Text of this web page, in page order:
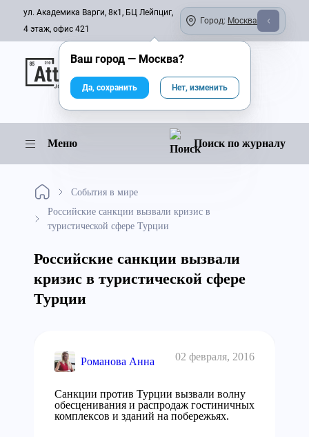
ул. Академика Варги, 8к1, БЦ Лейпциг,
4 этаж, офис 421
Город: Москва
Онлайн-журнал
Меню Поиск по журналу
События в мире
Российские санкции вызвали кризис в
туристической сфере Турции
Российские санкции вызвали
кризис в туристической сфере
Турции
Романова Анна 02 февраля, 2016
Санкции против Турции вызвали волну
обесценивания и распродаж гостиничных
комплексов и зданий на побережьях.
Ваш город — Москва?
Да, сохранить Нет, изменить